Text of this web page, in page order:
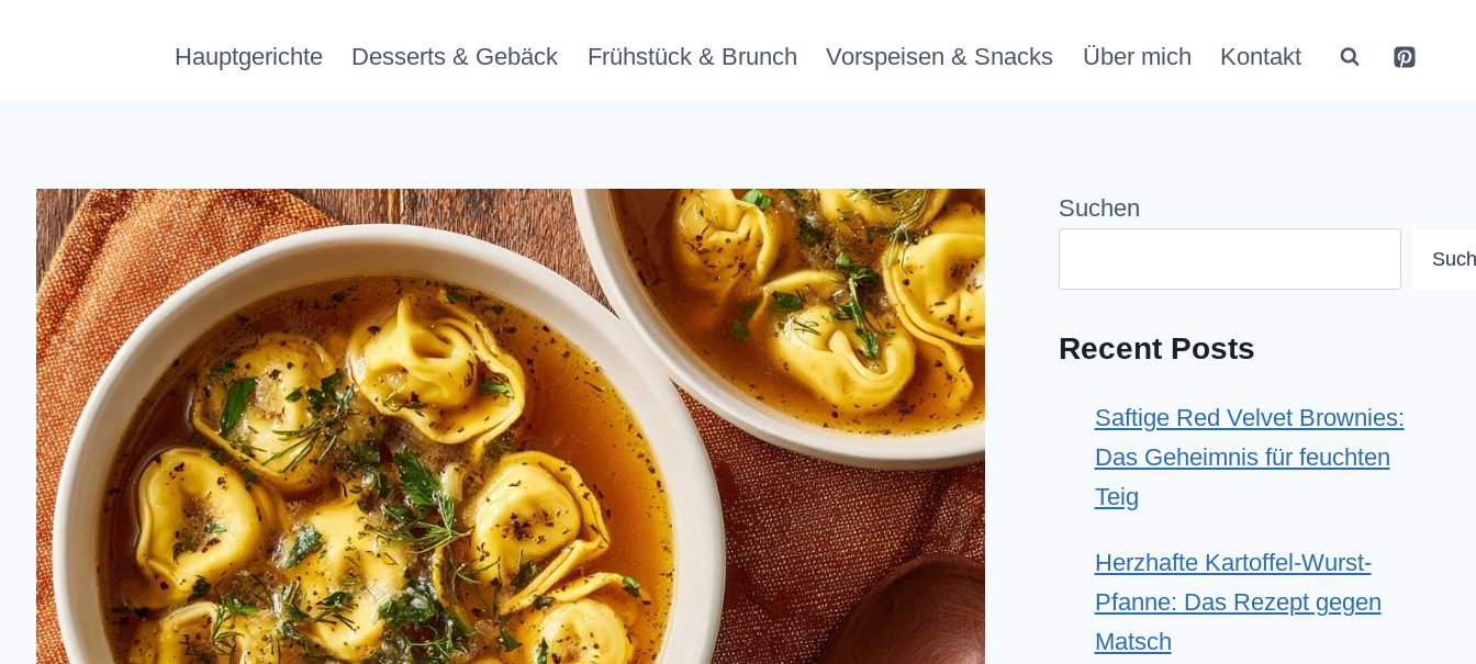
Hauptgerichte Desserts & Gebäck Frühstück & Brunch Vorspeisen & Snacks Über mich Kontakt
Suchen
Recent Posts
Saftige Red Velvet Brownies:
Das Geheimnis für feuchten
Teig
Herzhafte Kartoffel-Wurst-
Pfanne: Das Rezept gegen
Matsch